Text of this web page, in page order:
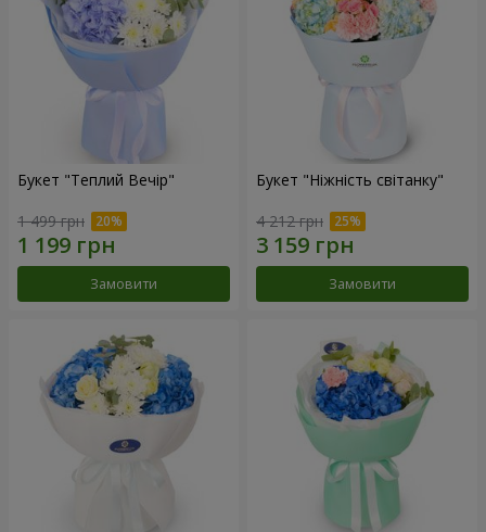
Букет "Теплий Вечір"
1 499 грн
Замовити
Букет "Ніжність світанку"
4 212 грн
Замовити